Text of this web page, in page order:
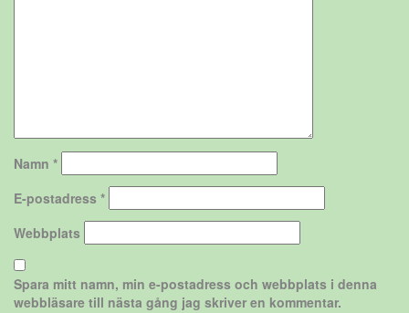
Namn *
E-postadress *
Webbplats
Spara mitt namn, min e-postadress och webbplats i denna
webbläsare till nästa gång jag skriver en kommentar.